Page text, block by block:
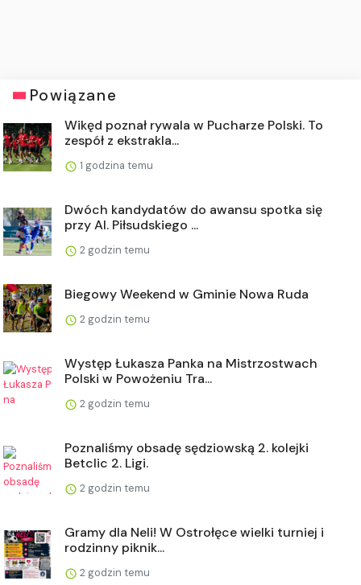
Powiązane
Wikęd poznał rywala w Pucharze Polski. To
zespół z ekstrakla...
1 godzina temu
Dwóch kandydatów do awansu spotka się
przy Al. Piłsudskiego ...
2 godzin temu
Biegowy Weekend w Gminie Nowa Ruda
2 godzin temu
Występ Łukasza Panka na Mistrzostwach
Polski w Powożeniu Tra...
2 godzin temu
Poznaliśmy obsadę sędziowską 2. kolejki
Betclic 2. Ligi.
2 godzin temu
Gramy dla Neli! W Ostrołęce wielki turniej i
rodzinny piknik...
2 godzin temu